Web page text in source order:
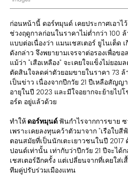
ก่อนหน้านี้ ดอร์ทมุนด์ เคยประกาศเอาไ
ช่วงฤดูกาลก่อนในราคาไม่ต่ำกว่า 100
แบบต่อเนื่องว่า แมนเชสเตอร์ ยูไนเต็ด
ดังกล่าว จึงพยายามเจรจาต่อรองเพื่อข
แม้ว่า "เสือเหลือง" จะเคยใจแข็งไม่ยอ
ตัดสินใจลดค่าตัวยอมขายในราคา 73
เป็นข่าว เนื่องจากปีกวัย 21 ปีเหลือสัญ
อายุในปี 2023 และมีใจอยากจะย้ายไป
อร์ด อยู่แล้วด้วย
ทำให้ ดอร์ทมุนด์ ฟันกำไรจากการขาย
เพราะเคยลงทุนคว้าตัวมาจาก "เรือใบสี
ตอนสมัยที่เป็นนักเตะเยาวชนในปี 2017
ปอนด์เท่านั้น เท่ากับว่าปีกวัย 21 ปีจะได้
เชสเตอร์อีกครั้ง แต่เปลี่ยนจากที่เคยใส่
ทีมคู่ปรับร่วมเมืองแทน